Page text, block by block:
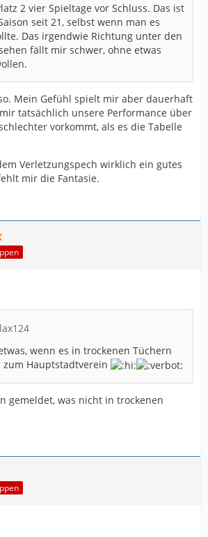
2 vier Spieltage vor Schluss. Das ist
seit 21, selbst wenn man es
Das irgendwie Richtung unter den
fällt mir schwer, ohne etwas
Mein Gefühl spielt mir aber dauerhaft
tatsächlich unsere Performance über
vorkommt, als es die Tabelle
Verletzungspech wirklich ein gutes
mir die Fantasie.
wenn es in trockenen Tüchern
zum Hauptstadtverein
gemeldet, was nicht in trockenen